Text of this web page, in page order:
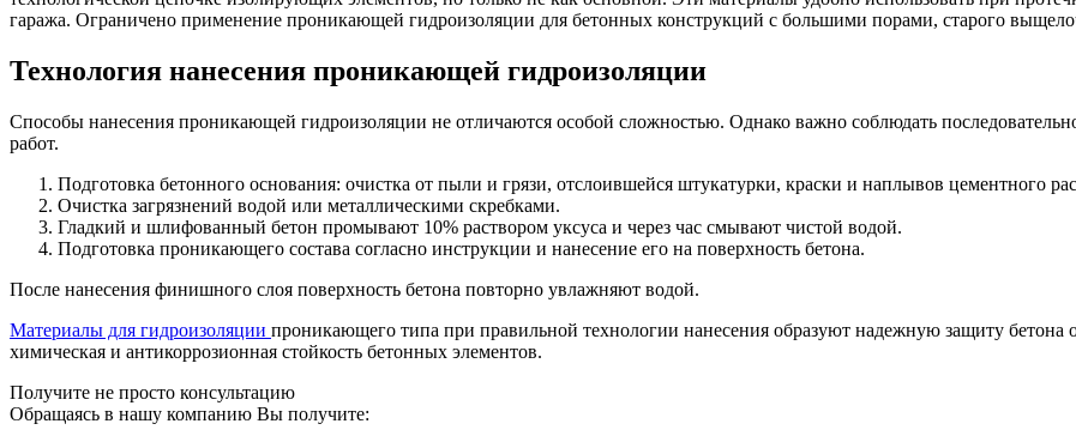
гаража. Ограничено применение проникающей гидроизоляции для бетонных конструкций с большими порами, старого
Технология нанесения проникающей гидроизоляции
Способы нанесения проникающей гидроизоляции не отличаются особой сложностью. Однако важно соблюдать
работ.
Подготовка бетонного основания: очистка от пыли и грязи, отслоившейся штукатурки, краски и наплывов цементного
Очистка загрязнений водой или металлическими скребками.
Гладкий и шлифованный бетон промывают 10% раствором уксуса и через час смывают чистой водой.
Подготовка проникающего состава согласно инструкции и нанесение его на поверхность бетона.
После нанесения финишного слоя поверхность бетона повторно увлажняют водой.
Материалы для гидроизоляции проникающего типа при правильной технологии нанесения образуют надежную защиту
химическая и антикоррозионная стойкость бетонных элементов.
Получите не просто консультацию
Обращаясь в нашу компанию Вы получите: